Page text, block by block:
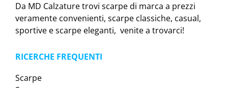
Da MD Calzature trovi scarpe di marca a prezzi
veramente convenienti, scarpe classiche, casual,
sportive e scarpe eleganti, venite a trovarci!
RICERCHE FREQUENTI
Scarpe